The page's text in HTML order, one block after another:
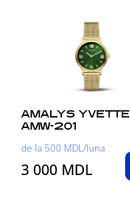
AMALYS YVETTE
AMW-201
de la 500 MDL/luna
3 000 MDL